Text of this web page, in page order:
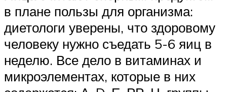
в плане пользы для организма:
диетологи уверены, что здоровому
человеку нужно съедать 5-6 яиц в
неделю. Все дело в витаминах и
микроэлементах, которые в них